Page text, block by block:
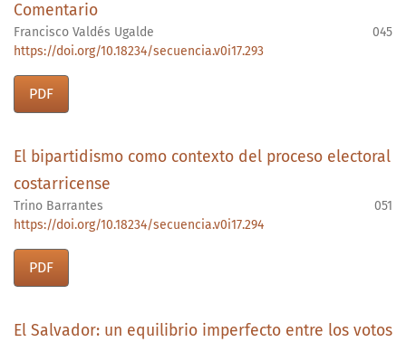
Comentario
Francisco Valdés Ugalde
045
https://doi.org/10.18234/secuencia.v0i17.293
PDF
El bipartidismo como contexto del proceso electoral
costarricense
Trino Barrantes
051
https://doi.org/10.18234/secuencia.v0i17.294
PDF
El Salvador: un equilibrio imperfecto entre los votos